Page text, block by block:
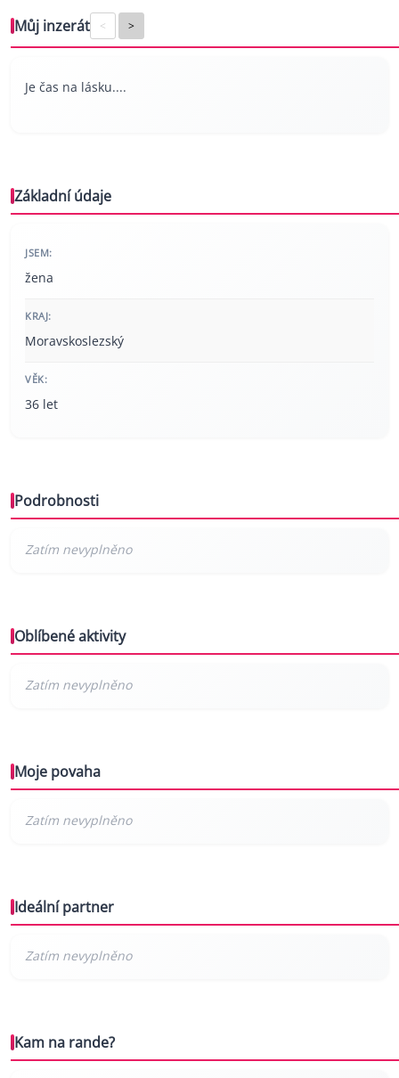
Můj inzerát < >
Je čas na lásku....
Základní údaje
JSEM:
žena
KRAJ:
Moravskoslezský
VĚK:
36 let
Podrobnosti
Oblíbené aktivity
Moje povaha
Ideální partner
Kam na rande?